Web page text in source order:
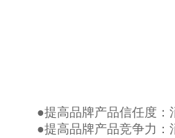
●提高品牌产品信任度：
●提高品牌产品竞争力：